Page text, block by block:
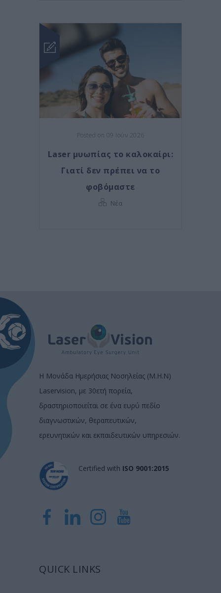
Posted on 09 Ιούν 2026
Laser μυωπίας το καλοκαίρι:
Γιατί δεν πρέπει να το
φοβόμαστε
Νέα
Η Μονάδα Ημερήσιας Νοσηλείας (Μ.Η.Ν)
Laservision, με 30ετή πορεία,
δραστηριοποιείται σε ένα ευρύ πεδίο
διαγνωστικών, θεραπευτικών,
ερευνητικών και εκπαιδευτικών υπηρεσιών.
Certified with ISO 9001:2015
QUICK LINKS